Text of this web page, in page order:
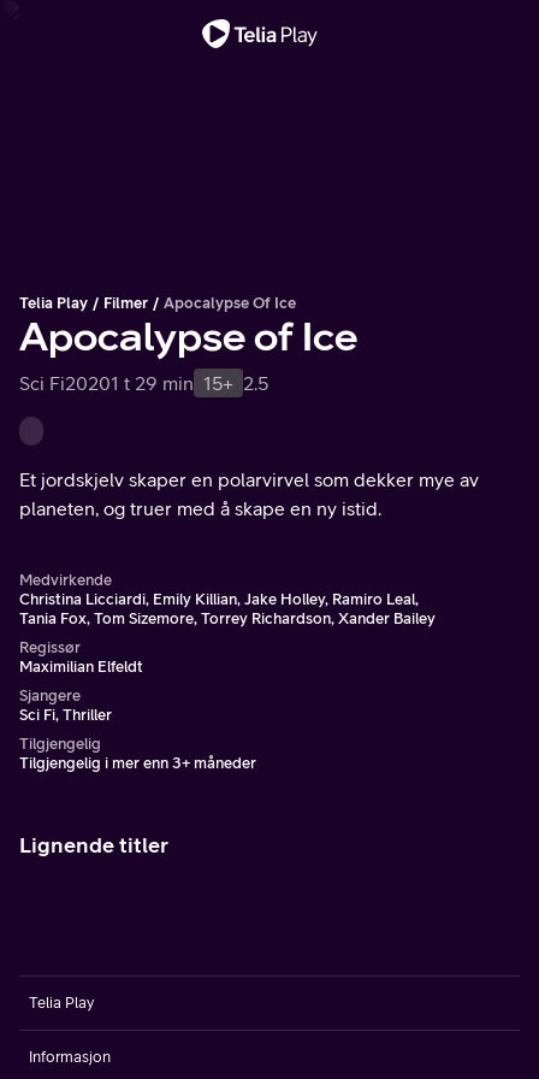
Telia Play Filmer Apocalypse Of Ice
Apocalypse of Ice
Sci Fi20201 t 29 min 15+ 2.5
Et jordskjelv skaper en polarvirvel som dekker mye av
planeten, og truer med å skape en ny istid.
Medvirkende
Christina Licciardi, Emily Killian, Jake Holley, Ramiro Leal,
Tania Fox, Tom Sizemore, Torrey Richardson, Xander Bailey
Regissør
Maximilian Elfeldt
Sjangere
Sci Fi, Thriller
Tilgjengelig
Tilgjengelig i mer enn 3+ måneder
Lignende titler
Telia Play
Informasjon